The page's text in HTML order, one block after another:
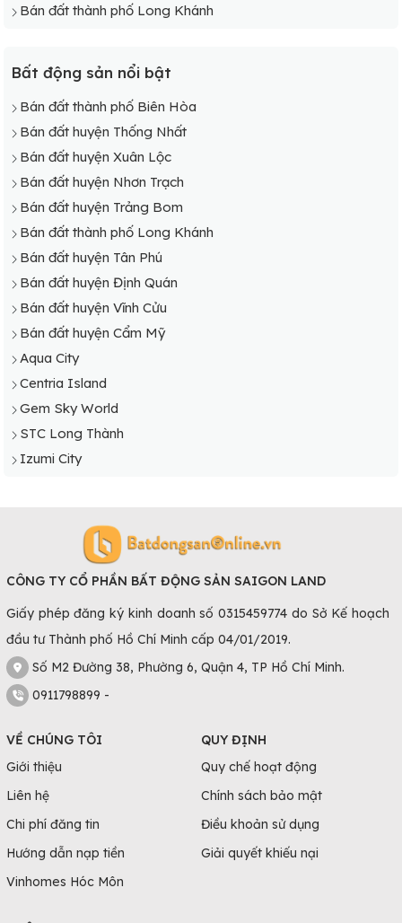
Bán đất thành phố Long Khánh
Bất động sản nổi bật
Bán đất thành phố Biên Hòa
Bán đất huyện Thống Nhất
Bán đất huyện Xuân Lộc
Bán đất huyện Nhơn Trạch
Bán đất huyện Trảng Bom
Bán đất thành phố Long Khánh
Bán đất huyện Tân Phú
Bán đất huyện Định Quán
Bán đất huyện Vĩnh Cửu
Bán đất huyện Cẩm Mỹ
Aqua City
Centria Island
Gem Sky World
STC Long Thành
Izumi City
CÔNG TY CỔ PHẦN BẤT ĐỘNG SẢN SAIGON LAND
Giấy phép đăng ký kinh doanh số 0315459774 do Sở Kế hoạch
đầu tư Thành phố Hồ Chí Minh cấp 04/01/2019.
Số M2 Đường 38, Phường 6, Quận 4, TP Hồ Chí Minh.
0911798899 -
VỀ CHÚNG TÔI
Giới thiệu
Liên hệ
Chi phí đăng tin
Hướng dẫn nạp tiền
Vinhomes Hóc Môn
QUY ĐỊNH
Quy chế hoạt động
Chính sách bảo mật
Điều khoản sử dụng
Giải quyết khiếu nại